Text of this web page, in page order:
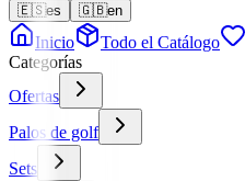
🇪🇸es 🇬🇧en
Inicio Todo el Catálogo
Categorías
Ofertas
Palos de golf
Sets